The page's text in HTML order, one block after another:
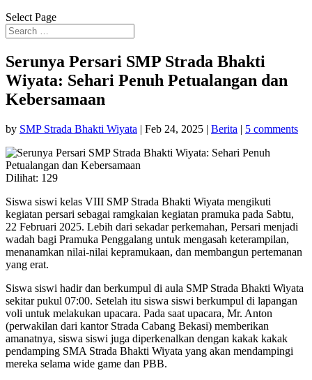
Select Page
Serunya Persari SMP Strada Bhakti
Wiyata: Sehari Penuh Petualangan dan
Kebersamaan
by SMP Strada Bhakti Wiyata | Feb 24, 2025 | Berita | 5 comments
Dilihat: 129
Siswa siswi kelas VIII SMP Strada Bhakti Wiyata mengikuti
kegiatan persari sebagai ramgkaian kegiatan pramuka pada Sabtu,
22 Februari 2025. Lebih dari sekadar perkemahan, Persari menjadi
wadah bagi Pramuka Penggalang untuk mengasah keterampilan,
menanamkan nilai-nilai kepramukaan, dan membangun pertemanan
yang erat.
Siswa siswi hadir dan berkumpul di aula SMP Strada Bhakti Wiyata
sekitar pukul 07:00. Setelah itu siswa siswi berkumpul di lapangan
voli untuk melakukan upacara. Pada saat upacara, Mr. Anton
(perwakilan dari kantor Strada Cabang Bekasi) memberikan
amanatnya, siswa siswi juga diperkenalkan dengan kakak kakak
pendamping SMA Strada Bhakti Wiyata yang akan mendampingi
mereka selama wide game dan PBB.